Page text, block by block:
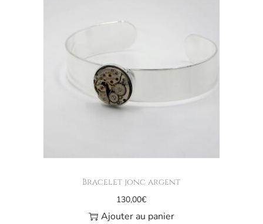
Bracelet jonc argent
130,00€
Ajouter au panier